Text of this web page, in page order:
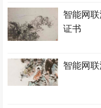
智能网
证书
智能网